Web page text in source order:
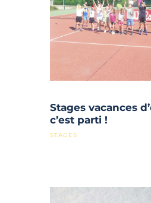
Stages vacances
c’est parti !
STAGES